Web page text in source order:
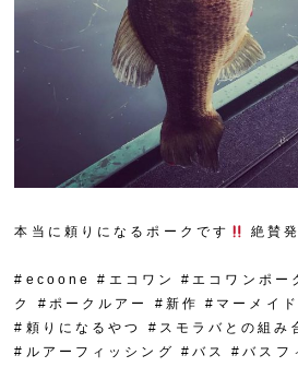
本当に頼りになるポークです 絶賛
#ecoone #エコワン #エコワンポー
ク #ポークルアー #新作 #マーメイ
#頼りになるやつ #スモラバとの組み
#ルアーフィッシング #バス #バスフ